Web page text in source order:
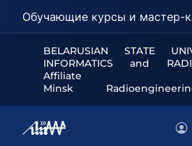
BELARUSIAN STATE
INFORMATICS and
Affiliate
Minsk